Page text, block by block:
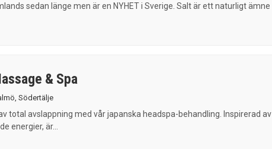
sedan länge men är en NYHET i Sverige. Salt är ett naturligt ämne
& Spa
Södertälje
total avslappning med vår japanska headspa-behandling. Inspirerad av
energier, är...